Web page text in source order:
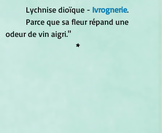
	Lychnise dioïque -
Ivrognerie.
odeur de vin aigri."
*